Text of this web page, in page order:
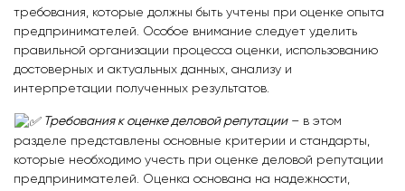
требования, которые должны быть учтены при оценке опыта
предпринимателей. Особое внимание следует уделить
правильной организации процесса оценки, использованию
достоверных и актуальных данных, анализу и
интерпретации полученных результатов.
Требования к оценке деловой репутации– в этом
разделе представлены основные критерии и стандарты,
которые необходимо учесть при оценке деловой репутации
предпринимателей. Оценка основана на надежности,